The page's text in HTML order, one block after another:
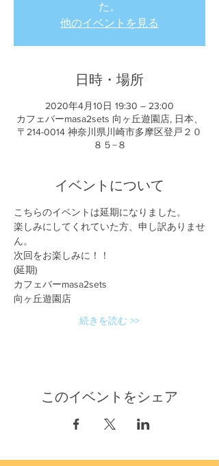
た。
他のイベントを見る
日時・場所
2020年4月10日 19:30 – 23:00
カフェバーmasa2sets 向ヶ丘遊園店, 日本、
〒214-0014 神奈川県川崎市多摩区登戸２０
８５−８
イベントについて
こちらのイベントは延期になりました。
楽しみにしてくれていた方、申し訳ありませ
ん。
次回をお楽しみに！！
(延期)
カフェバーmasa2sets
向ヶ丘遊園店
続きを読む >>
このイベントをシェア